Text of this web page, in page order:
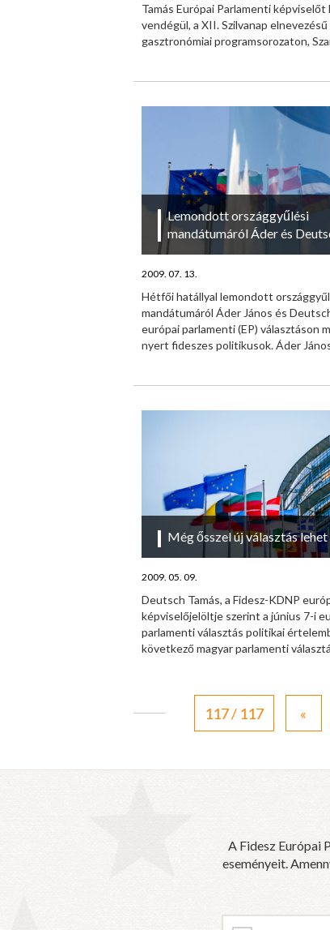
Tamás Európai Parlamenti képviselőt
vendégül, a XII. Szilvanap elnevezésű
gasztronómiai programsorozaton,
Lemondott országgyűlési
mandátumáról Áder és
2009. 07. 13.
Hétfői hatállyal lemondott
mandátumáról Áder János és
európai parlamenti (EP) választáson
nyert fideszes politikusok. Áder
Még ősszel új választás lehet
2009. 05. 09.
Deutsch Tamás, a Fidesz-KDNP
képviselőjelöltje szerint a június 7-i
parlamenti választás politikai
következő magyar parlamenti
117 / 117 «
A Fidesz Európai
eseményeit.